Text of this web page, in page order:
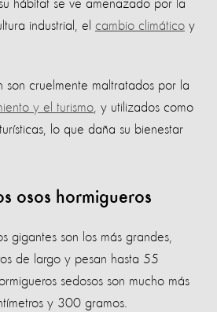
hábitat se ve amenazado por la
industrial, el cambio climático y
son cruelmente maltratados por la
y el turismo, y utilizados como
lo que daña su bienestar
osos hormigueros
gigantes son los más grandes,
de largo y pesan hasta 55
sedosos son mucho más
y 300 gramos.